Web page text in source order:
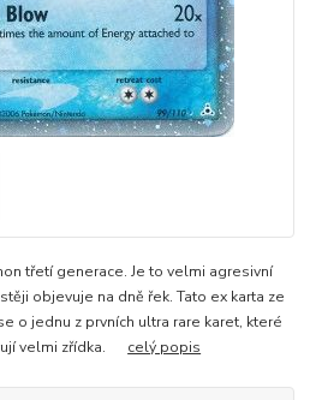
třetí generace. Je to velmi agresivní
objevuje na dně řek. Tato ex karta ze
o jednu z prvních ultra rare karet, které
velmi zřídka. celý popis